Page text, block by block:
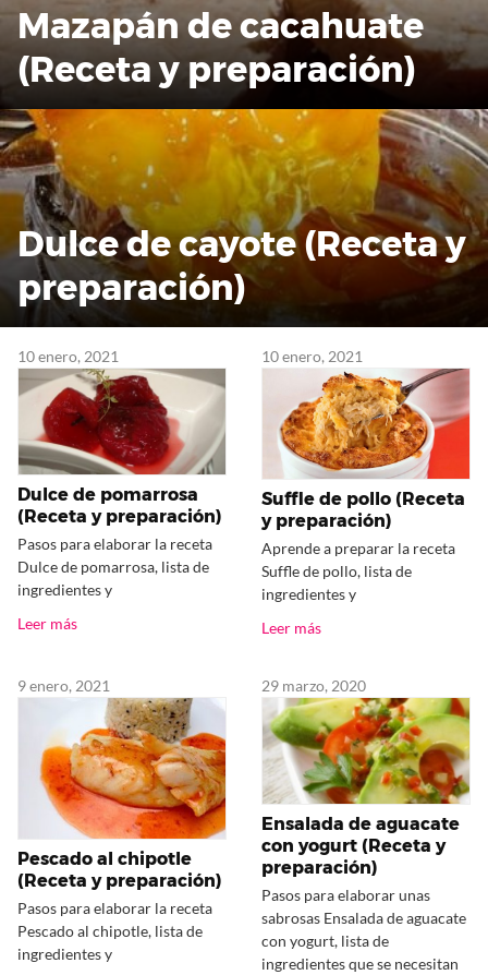
Mazapán de cacahuate
(Receta y preparación)
Dulce de cayote (Receta y
preparación)
10 enero, 2021
Dulce de pomarrosa
(Receta y preparación)
Pasos para elaborar la receta
Dulce de pomarrosa, lista de
ingredientes y
Leer más
10 enero, 2021
Suffle de pollo (Receta
y preparación)
Aprende a preparar la receta
Suffle de pollo, lista de
ingredientes y
Leer más
9 enero, 2021
Pescado al chipotle
(Receta y preparación)
Pasos para elaborar la receta
Pescado al chipotle, lista de
ingredientes y
29 marzo, 2020
Ensalada de aguacate
con yogurt (Receta y
preparación)
Pasos para elaborar unas
sabrosas Ensalada de aguacate
con yogurt, lista de
ingredientes que se necesitan